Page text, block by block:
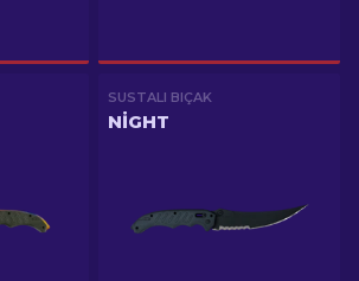
SUSTALI BIÇAK
NIGHT